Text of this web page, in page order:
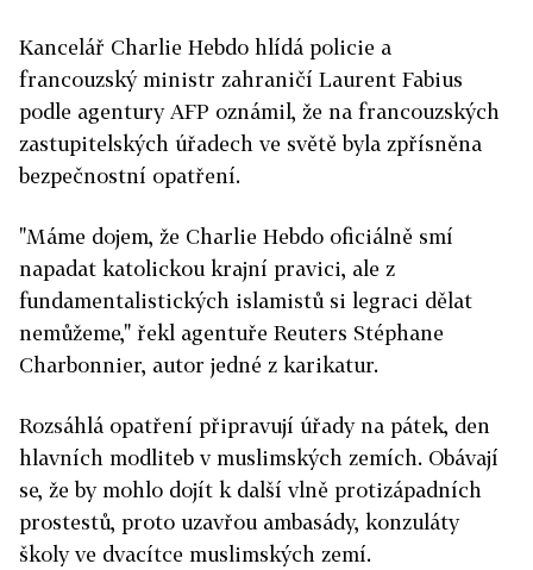
Kancelář Charlie Hebdo hlídá policie a
francouzský ministr zahraničí Laurent Fabius
podle agentury AFP oznámil, že na francouzských
zastupitelských úřadech ve světě byla zpřísněna
bezpečnostní opatření.
"Máme dojem, že Charlie Hebdo oficiálně smí
napadat katolickou krajní pravici, ale z
fundamentalistických islamistů si legraci dělat
nemůžeme," řekl agentuře Reuters Stéphane
Charbonnier, autor jedné z karikatur.
Rozsáhlá opatření připravují úřady na pátek, den
hlavních modliteb v muslimských zemích. Obávají
se, že by mohlo dojít k další vlně protizápadních
prostestů, proto uzavřou ambasády, konzuláty
školy ve dvacítce muslimských zemí.